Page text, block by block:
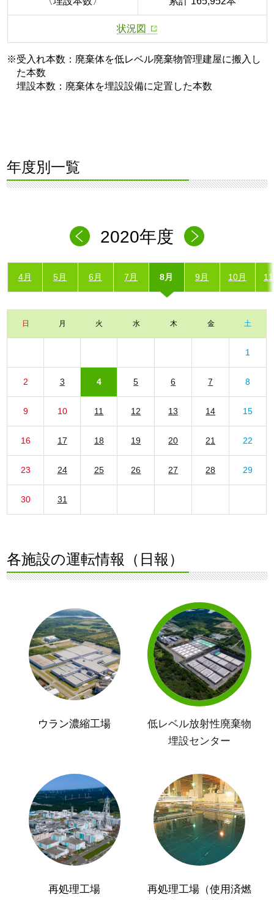
状況図
※受入れ本数：廃棄体を低レベル廃棄物管理建屋に搬入し
た本数
埋設本数：廃棄体を埋設設備に定置した本数
年度別一覧
2020年度
4月 5月 6月 7月 8月 9月 10月
日 月 火 水 木 金 土
1
2 3 4 5 6 7 8
9 10 11 12 13 14 15
16 17 18 19 20 21 22
23 24 25 26 27 28 29
30 31
各施設の運転情報（日報）
ウラン濃縮工場
低レベル放射性廃棄物
埋設センター
再処理工場
再処理工場（使用済燃